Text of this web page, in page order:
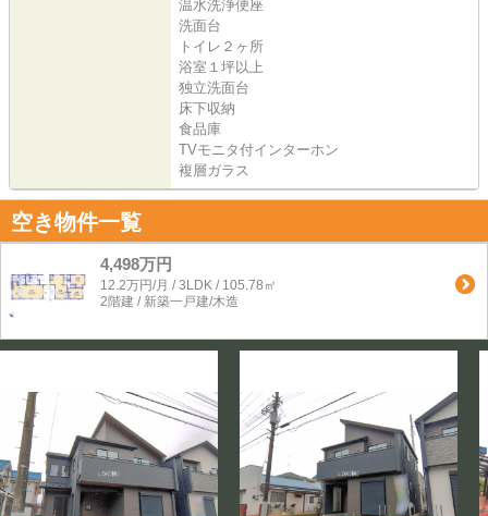
温水洗浄便座
洗面台
トイレ２ヶ所
浴室１坪以上
独立洗面台
床下収納
食品庫
TVモニタ付インターホン
複層ガラス
空き物件一覧
4,498万円
12.2万円/月 / 3LDK / 105.78㎡
2階建 / 新築一戸建/木造